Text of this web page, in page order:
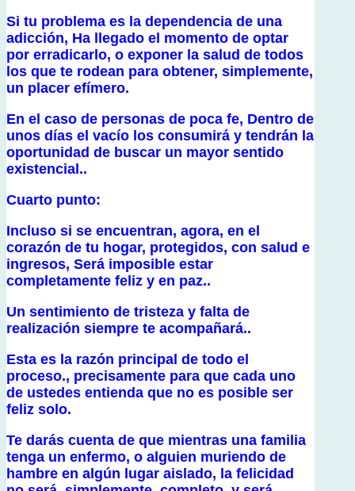
Si tu problema es la dependencia de una
adicción, Ha llegado el momento de optar
por erradicarlo, o exponer la salud de todos
los que te rodean para obtener, simplemente,
un placer efímero.
En el caso de personas de poca fe, Dentro de
unos días el vacío los consumirá y tendrán la
oportunidad de buscar un mayor sentido
existencial..
Cuarto punto:
Incluso si se encuentran, agora, en el
corazón de tu hogar, protegidos, con salud e
ingresos, Será imposible estar
completamente feliz y en paz..
Un sentimiento de tristeza y falta de
realización siempre te acompañará..
Esta es la razón principal de todo el
proceso., precisamente para que cada uno
de ustedes entienda que no es posible ser
feliz solo.
Te darás cuenta de que mientras una familia
tenga un enfermo, o alguien muriendo de
hambre en algún lugar aislado, la felicidad